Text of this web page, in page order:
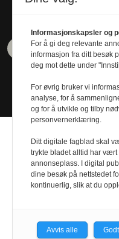
Design by
Informasjonskapsler og
For å gi deg relevante
informasjon fra ditt besøk
deg mot dette under
For øvrig bruker vi
analyse, for å
og for å utvikle og tilby
personvernerklæring.
Ditt digitale fagblad skal
trykte bladet alltid har
annonseplass. I digital
dine besøk på nettstedet
kontinuerlig, slik at du
Avvis alle